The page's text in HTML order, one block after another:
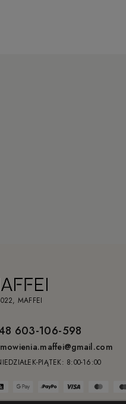
MAFFEI
603-106-598
PIĄTEK: 8:00-16:00